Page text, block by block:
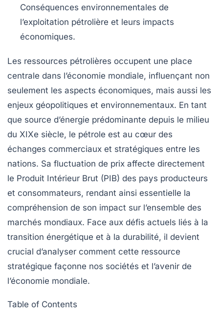
Conséquences environnementales de
l’exploitation pétrolière et leurs impacts
économiques.
Les ressources pétrolières occupent une place
centrale dans l’économie mondiale, influençant non
seulement les aspects économiques, mais aussi les
enjeux géopolitiques et environnementaux. En tant
que source d’énergie prédominante depuis le milieu
du XIXe siècle, le pétrole est au cœur des
échanges commerciaux et stratégiques entre les
nations. Sa fluctuation de prix affecte directement
le Produit Intérieur Brut (PIB) des pays producteurs
et consommateurs, rendant ainsi essentielle la
compréhension de son impact sur l’ensemble des
marchés mondiaux. Face aux défis actuels liés à la
transition énergétique et à la durabilité, il devient
crucial d’analyser comment cette ressource
stratégique façonne nos sociétés et l’avenir de
l’économie mondiale.
Table of Contents